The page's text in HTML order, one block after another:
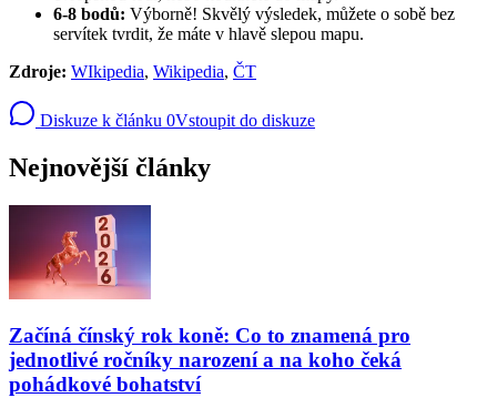
6-8 bodů: Výborně! Skvělý výsledek, můžete o sobě bez
servítek tvrdit, že máte v hlavě slepou mapu.
Zdroje: WIkipedia, Wikipedia, ČT
Diskuze k článku 0Vstoupit do diskuze
Nejnovější články
Začíná čínský rok koně: Co to znamená pro
jednotlivé ročníky narození a na koho čeká
pohádkové bohatství